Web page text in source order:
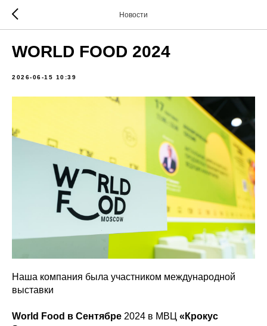
Новости
WORLD FOOD 2024
2026-06-15 10:39
Наша компания была участником международной
выставки
World Food в Сентябре 2024 в МВЦ «Крокус